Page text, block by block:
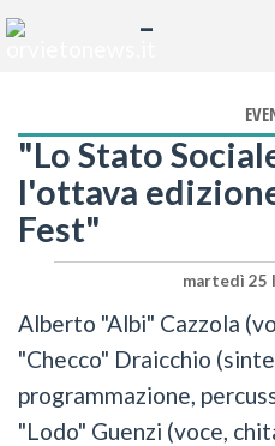
-
"Lo Stato
l'ottava
Fest"
martedì 25
Alberto "Albi" Cazzola
"Checco" Draicchio
programmazione,
"Lodo" Guenzi (voce,